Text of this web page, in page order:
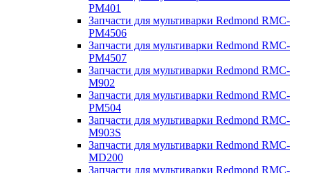
PM401
Запчасти для мультиварки Redmond RMC-
PM4506
Запчасти для мультиварки Redmond RMC-
PM4507
Запчасти для мультиварки Redmond RMC-
M902
Запчасти для мультиварки Redmond RMC-
PM504
Запчасти для мультиварки Redmond RMC-
M903S
Запчасти для мультиварки Redmond RMC-
MD200
Запчасти для мультиварки Redmond RMC-